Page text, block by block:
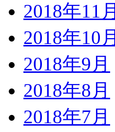
2018年11月
2018年10月
2018年9月
2018年8月
2018年7月